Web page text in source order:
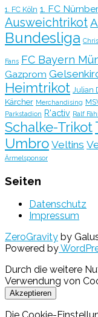
1. FC Köln 1. FC
Ausweichtrikot
Bundesliga
Fans FC Bayern
Gazprom
Heimtrikot Julian
Kärcher Merchandising
Parkstadion R'activ Ralf
Schalke-Trikot
Umbro Veltins
Ärmelsponsor
Seiten
Datenschutz
Impressum
ZeroGravity by
Powered by
Durch die weitere
Verwendung von
Akzeptieren